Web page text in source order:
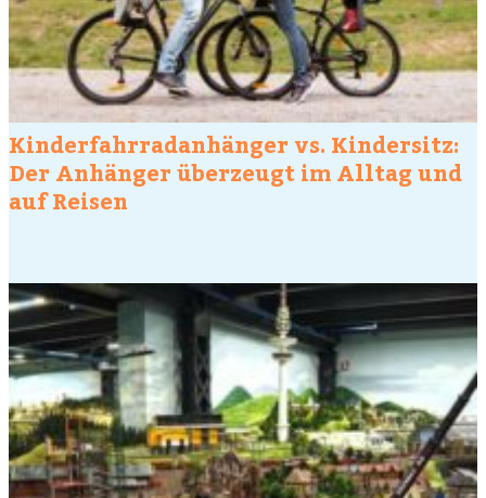
Kinderfahrradanhänger vs. Kindersitz:
Der Anhänger überzeugt im Alltag und
auf Reisen